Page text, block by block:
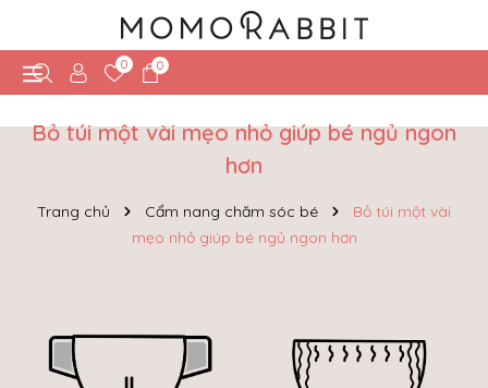
0 0
Bỏ túi một vài mẹo nhỏ giúp bé ngủ ngon
hơn
Trang chủ Cẩm nang chăm sóc bé
Bỏ túi một vài
mẹo nhỏ giúp bé ngủ ngon hơn